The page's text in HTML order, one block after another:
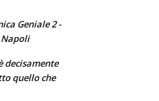
Geniale 2 -
decisamente
quello che